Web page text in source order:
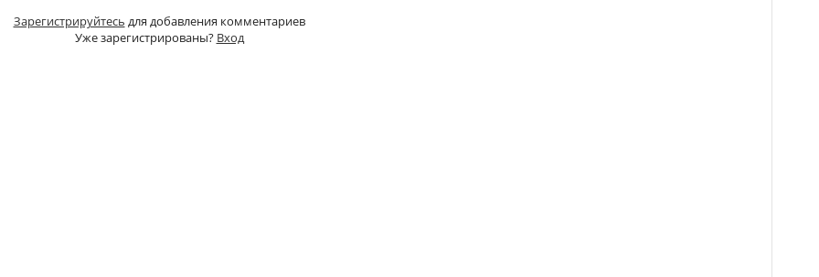
Зарегистрируйтесь для добавления комментариев
Уже зарегистрированы? Вход